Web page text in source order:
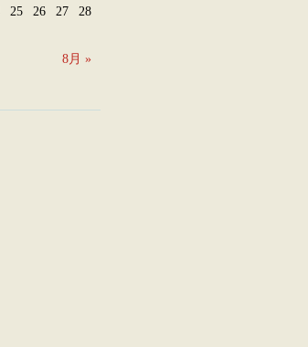
8月 »
25 26 27
28